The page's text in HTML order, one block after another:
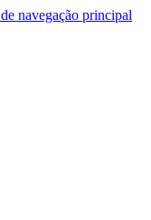
navegação principal